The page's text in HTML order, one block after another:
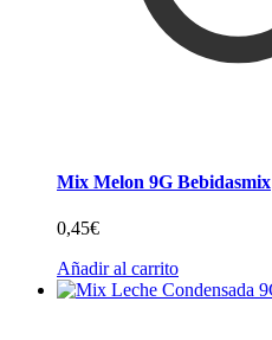
Mix Melon 9G Bebidasmix
0,45€
Añadir al carrito